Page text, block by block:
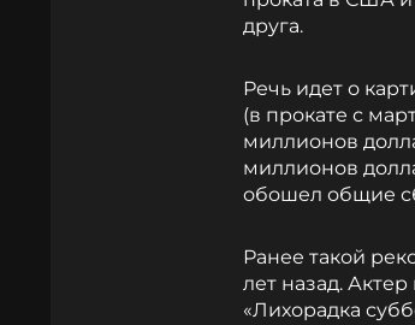
друга.
Речь идет о
(в прокате с
миллионов
миллионов
обошел общие
Ранее такой
лет назад.
«Лихорадка